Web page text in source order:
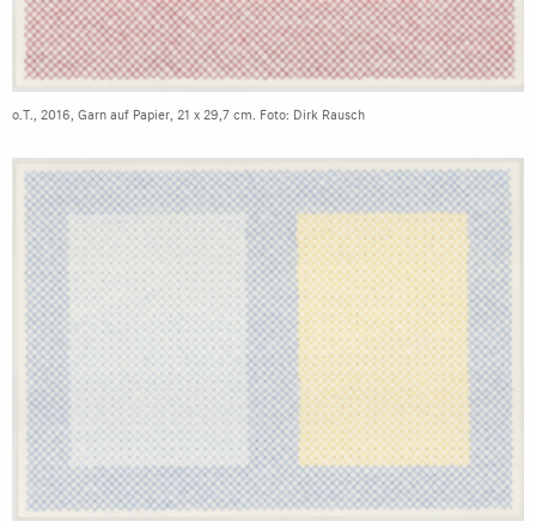
o.T., 2016, Garn auf Papier, 21 x 29,7 cm. Foto: Dirk Rausch